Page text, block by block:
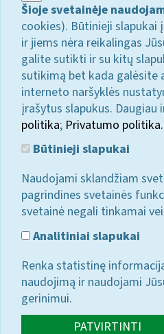
Šioje svetainėje
cookies). Būtinieji
ir jiems nėra reikalingas
galite sutikti ir su kitų
sutikimą bet kada galėsite
interneto naršyklės
įrašytus slapukus. Daugiau
politika; Privatumo politika.
Būtinieji slapukai
Naudojami sklandžiam
pagrindines svetainės
svetainė negali tinkamai
Analitiniai slapukai
Renka statistinę
naudojimą ir naudojami
gerinimui.
PATVIRTINTI